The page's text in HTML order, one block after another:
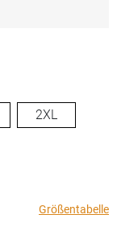
2XL
Größentabelle